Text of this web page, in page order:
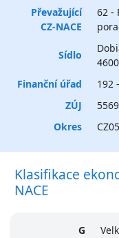
Převažující
CZ-NACE
62 -
Sídlo
Finanční úřad
192
ZÚJ
Okres
Klasifikace
NACE
G